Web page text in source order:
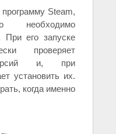
Steam,
необходимо
При его запуске
проверяет
и, при
установить их.
когда именно